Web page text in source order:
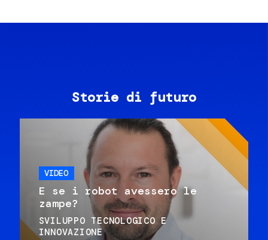
Storie di futuro
VIDEO
E se i robot avessero le
zampe?
SVILUPPO TECNOLOGICO E
INNOVAZIONE